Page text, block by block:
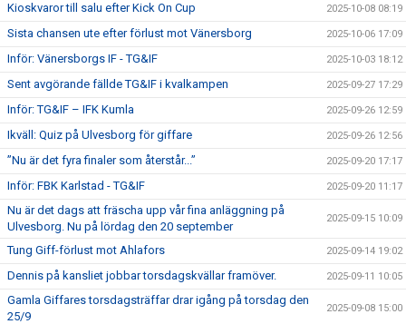
Kioskvaror till salu efter Kick On Cup 2025-10-08 08:19
Sista chansen ute efter förlust mot Vänersborg 2025-10-06 17:09
Inför: Vänersborgs IF - TG&IF 2025-10-03 18:12
Sent avgörande fällde TG&IF i kvalkampen 2025-09-27 17:29
Inför: TG&IF – IFK Kumla 2025-09-26 12:59
Ikväll: Quiz på Ulvesborg för giffare 2025-09-26 12:56
”Nu är det fyra finaler som återstår...” 2025-09-20 17:17
Inför: FBK Karlstad - TG&IF 2025-09-20 11:17
Nu är det dags att fräscha upp vår fina anläggning på
Ulvesborg. Nu på lördag den 20 september
2025-09-15 10:09
Tung Giff-förlust mot Ahlafors 2025-09-14 19:02
Dennis på kansliet jobbar torsdagskvällar framöver. 2025-09-11 10:05
Gamla Giffares torsdagsträffar drar igång på torsdag den
25/9
2025-09-08 15:00